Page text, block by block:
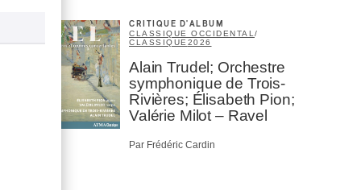
CRITIQUE D'ALBUM
CLASSIQUE OCCIDENTAL /
CLASSIQUE 2026
Alain Trudel; Orchestre
symphonique de Trois-
Rivières; Élisabeth Pion;
Valérie Milot – Ravel
Par Frédéric Cardin